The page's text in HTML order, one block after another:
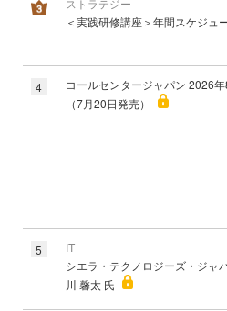
＜実践研修講座＞年間スケジュ
4
コールセンタージャパン 2026
（7月20日発売）
5
IT
シエラ・テクノロジーズ・ジ
川 馨太 氏